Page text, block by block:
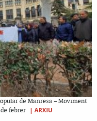
de Manresa – Moviment
febrer
| ARXIU